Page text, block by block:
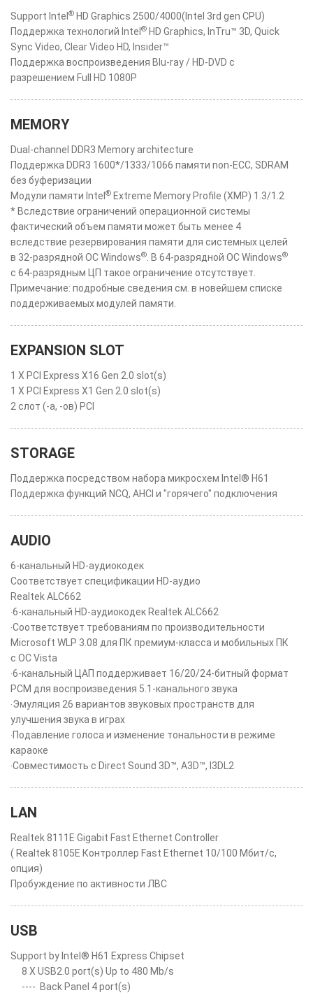
Support Intel ® HD Graphics 2500/4000(Intel 3rd gen CPU)
Поддержка технологий Intel ® HD Graphics, InTru™ 3D, Quick
Sync Video, Clear Video HD, Insider™
Поддержка воспроизведения Blu-ray / HD-DVD с
разрешением Full HD 1080P
MEMORY
Dual-channel DDR3 Memory architecture
Поддержка DDR3 1600*/1333/1066 памяти non-ECC, SDRAM
без буферизации
Модули памяти Intel ® Extreme Memory Profile (XMP) 1.3/1.2
* Вследствие ограничений операционной системы
фактический объем памяти может быть менее 4
вследствие резервирования памяти для системных целей
в 32-разрядной ОС Windows® . В 64-разрядной ОС Windows®
с 64-разрядным ЦП такое ограничение отсутствует.
Примечание: подробные сведения см. в новейшем списке
поддерживаемых модулей памяти.
EXPANSION SLOT
1 X PCI Express X16 Gen 2.0 slot(s)
1 X PCI Express X1 Gen 2.0 slot(s)
2 слот (-а, -ов) PCI
STORAGE
Поддержка посредством набора микросхем Intel® H61
Поддержка функций NCQ, AHCI и "горячего" подключения
AUDIO
6-канальный HD-аудиокодек
Соответствует спецификации HD-аудио
Realtek ALC662
‧6-канальный HD-аудиокодек Realtek ALC662
‧Соответствует требованиям по производительности
Microsoft WLP 3.08 для ПК премиум-класса и мобильных ПК
с ОС Vista
‧6-канальный ЦАП поддерживает 16/20/24-битный формат
PCM для воспроизведения 5.1-канального звука
‧Эмуляция 26 вариантов звуковых пространств для
улучшения звука в играх
‧Подавление голоса и изменение тональности в режиме
караоке
‧Совместимость с Direct Sound 3D™, A3D™, I3DL2
LAN
Realtek 8111E Gigabit Fast Ethernet Controller
( Realtek 8105E Контроллер Fast Ethernet 10/100 Мбит/с,
опция)
Пробуждение по активности ЛВС
USB
Support by Intel® H61 Express Chipset
8 X USB2.0 port(s) Up to 480 Mb/s
---- Back Panel 4 port(s)